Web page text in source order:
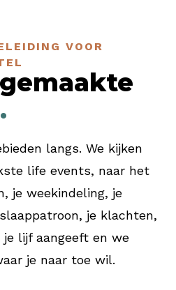
VOOR
.
langs. We kijken
life events, naar het
je weekindeling, je
je klachten,
lijf aangeeft en we
je naar toe wil.